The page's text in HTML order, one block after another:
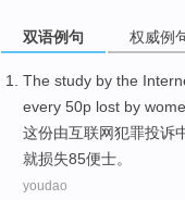
双语例句 权威例
The study by the
every 50p lost by
这份由互联网犯罪投诉
就损失85便士。
youdao